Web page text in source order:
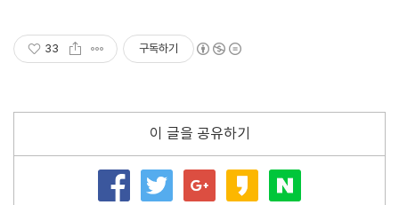
33 구독하기
이 글을 공유하기